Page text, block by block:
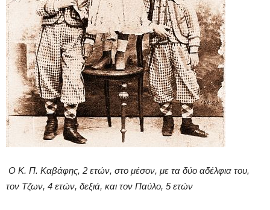
Ο Κ. Π. Καβάφης, 2 ετών, στο μέσον, με τα δύο αδέλφια του,
τον Τζων, 4 ετών, δεξιά, και τον Παύλο, 5 ετών